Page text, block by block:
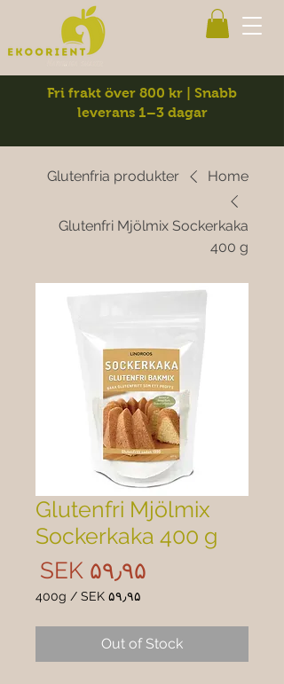
Fri frakt över 800 kr | Snabb
leverans 1–3 dagar
Home
Glutenfria produkter
Glutenfri Mjölmix Sockerkaka
400 g
Glutenfri Mjölmix
Sockerkaka 400 g
SEK ۵۹٫۹۵
SEK ۵۹٫۹۵ /
400g
Out of Stock